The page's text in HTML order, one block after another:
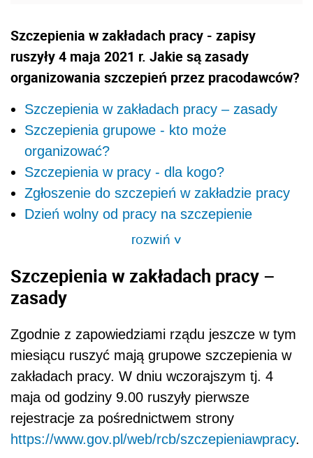
Szczepienia w zakładach pracy - zapisy
ruszyły 4 maja 2021 r. Jakie są zasady
organizowania szczepień przez pracodawców?
Szczepienia w zakładach pracy – zasady
Szczepienia grupowe - kto może
organizować?
Szczepienia w pracy - dla kogo?
Zgłoszenie do szczepień w zakładzie pracy
Dzień wolny od pracy na szczepienie
rozwiń>
Szczepienia w zakładach pracy –
zasady
Zgodnie z zapowiedziami rządu jeszcze w tym
miesiącu ruszyć mają grupowe szczepienia w
zakładach pracy. W dniu wczorajszym tj. 4
maja od godziny 9.00 ruszyły pierwsze
rejestracje za pośrednictwem strony
https://www.gov.pl/web/rcb/szczepieniawpracy.